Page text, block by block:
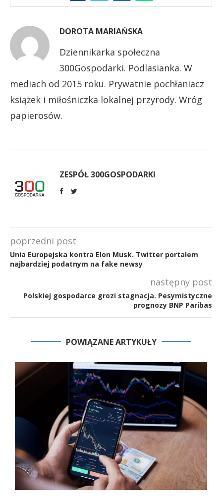
DOROTA MARIAŃSKA
Dziennikarka społeczna
300Gospodarki. Podlasianka. W
mediach od 2015 roku. Prywatnie pochłaniacz
książek i miłośniczka lokalnej przyrody. Wróg
papierosów.
ZESPÓŁ 300GOSPODARKI
poprzedni post
Unia Europejska kontra Elon Musk. Twitter portalem
najbardziej podatnym na fake newsy
następny post
Polskiej gospodarce grozi stagnacja. Pesymistyczne
prognozy BNP Paribas
POWIĄZANE ARTYKUŁY